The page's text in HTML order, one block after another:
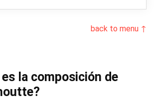
back to menu ↑
es la composición de